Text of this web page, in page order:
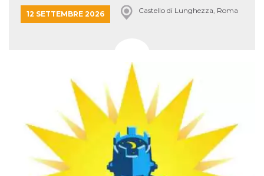
12 SETTEMBRE 2026 Castello di Lunghezza, Roma